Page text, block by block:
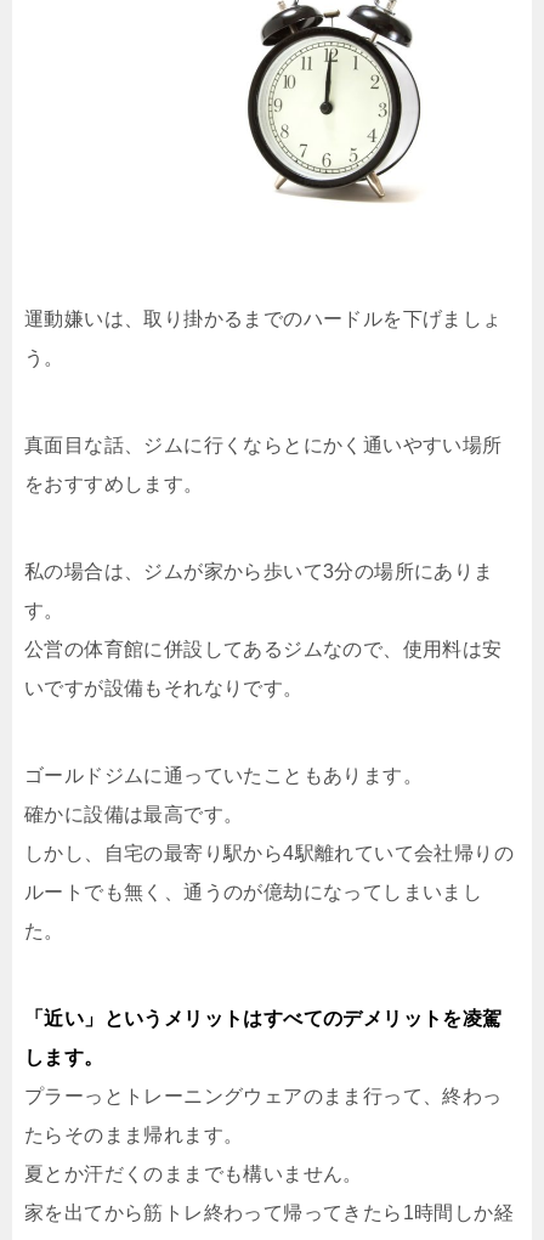
運動嫌いは、取り掛かるまでのハードルを下げましょ
う。
真面目な話、ジムに行くならとにかく通いやすい場所
をおすすめします。
私の場合は、ジムが家から歩いて3分の場所にありま
す。
公営の体育館に併設してあるジムなので、使用料は安
いですが設備もそれなりです。
ゴールドジムに通っていたこともあります。
確かに設備は最高です。
しかし、自宅の最寄り駅から4駅離れていて会社帰りの
ルートでも無く、通うのが億劫になってしまいまし
た。
「近い」というメリットはすべてのデメリットを凌駕
します。
プラーっとトレーニングウェアのまま行って、終わっ
たらそのまま帰れます。
夏とか汗だくのままでも構いません。
家を出てから筋トレ終わって帰ってきたら1時間しか経